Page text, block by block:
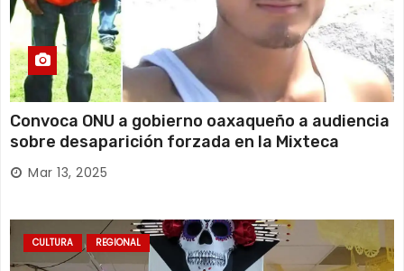
Convoca ONU a gobierno oaxaqueño a audiencia
sobre desaparición forzada en la Mixteca
Mar 13, 2025
CULTURA REGIONAL